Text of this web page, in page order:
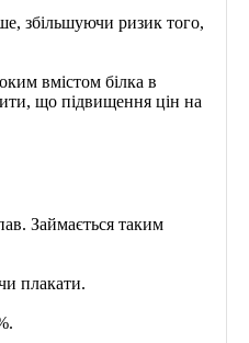
збільшуючи ризик того,
вмістом білка в
що підвищення цін на
Займається таким
плакати.